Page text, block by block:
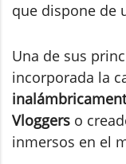
que dispone de
Una de sus
incorporada la
Vloggers o
inmersos en el